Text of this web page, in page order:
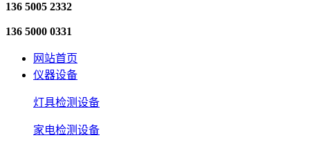
136 5005 2332
136 5000 0331
网站首页
仪器设备
灯具检测设备
家电检测设备